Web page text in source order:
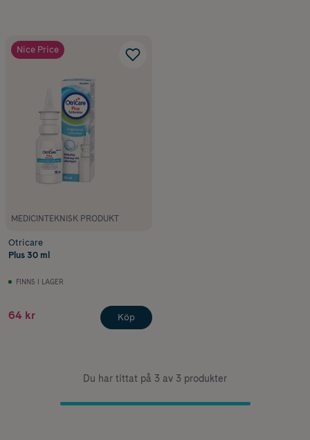
Nice Price
MEDICINTEKNISK PRODUKT
Otricare
Plus 30 ml
FINNS I LAGER
64 kr Köp
Du har tittat på 3 av 3 produkter